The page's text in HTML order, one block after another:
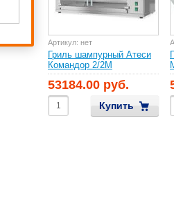
Артикул: нет
Гриль шампурный Атеси
Командор 2/2М
53184.00 руб.
Купить